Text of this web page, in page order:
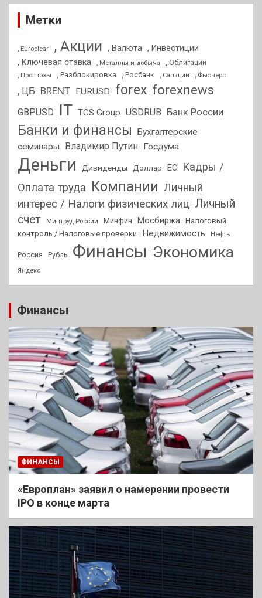
Метки
, Euroclear , Акции , Валюта , Инвестиции
, Ключевая ставка
, Металлы и добыча , Облигации
, Прогнозы , Разблокировка , Росбанк , Санкции , Фьючерс
, ЦБ BRENT EURUSD forex forexnews
GBPUSD IT TCS Group USDRUB Банк России
Банки и финансы
Бухгалтерские
семинары
Владимир Путин Госдума
Деньги Дивиденды Доллар ЕС
Кадры /
Оплата труда Компании Личный
интерес / Налоги физических лиц Личный
счет
Минтруд России Минфин Мосбиржа Налоговый
контроль / Налоговые проверки
Недвижимость Нефть
Россия Рубль Финансы Экономика
Яндекс
Финансы
ФИНАНСЫ
«Европлан» заявил о намерении провести
IPO в конце марта